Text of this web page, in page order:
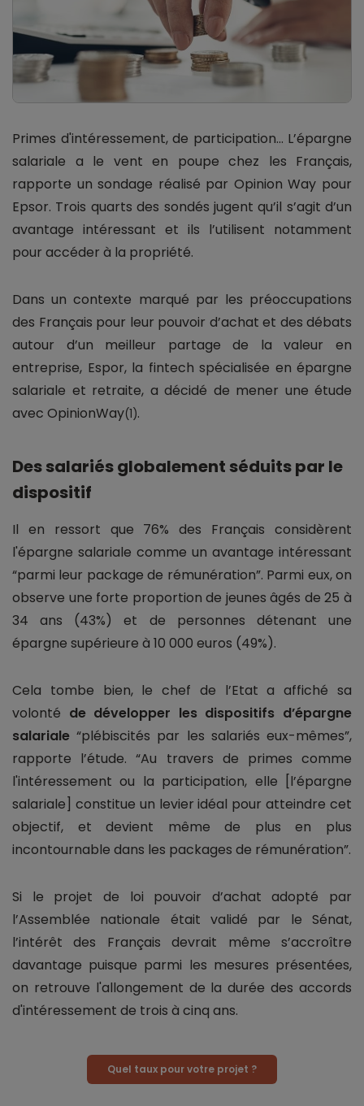
Primes d'intéressement, de participation... L’épargne
salariale a le vent en poupe chez les Français,
rapporte un sondage réalisé par Opinion Way pour
Epsor. Trois quarts des sondés jugent qu’il s’agit d’un
avantage intéressant et ils l’utilisent notamment
pour accéder à la propriété.
Dans un contexte marqué par les préoccupations
des Français pour leur pouvoir d’achat et des débats
autour d’un meilleur partage de la valeur en
entreprise, Espor, la fintech spécialisée en épargne
salariale et retraite, a décidé de mener une étude
avec OpinionWay(1).
Des salariés globalement séduits par le
dispositif
Il en ressort que 76% des Français considèrent
l'épargne salariale comme un avantage intéressant
“parmi leur package de rémunération”. Parmi eux, on
observe une forte proportion de jeunes âgés de 25 à
34 ans (43%) et de personnes détenant une
épargne supérieure à 10 000 euros (49%).
Cela tombe bien, le chef de l’Etat a affiché sa
volonté de développer les dispositifs d’épargne
salariale “plébiscités par les salariés eux-mêmes”,
rapporte l’étude. “Au travers de primes comme
l'intéressement ou la participation, elle [l’épargne
salariale] constitue un levier idéal pour atteindre cet
objectif, et devient même de plus en plus
incontournable dans les packages de rémunération”.
Si le projet de loi pouvoir d’achat adopté par
l’Assemblée nationale était validé par le Sénat,
l’intérêt des Français devrait même s’accroître
davantage puisque parmi les mesures présentées,
on retrouve l'allongement de la durée des accords
d'intéressement de trois à cinq ans.
Quel taux pour votre projet ?